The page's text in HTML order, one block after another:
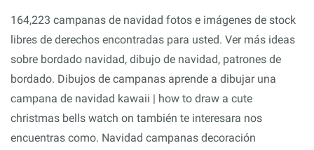
164,223 campanas de navidad fotos e imágenes de stock
libres de derechos encontradas para usted. Ver más ideas
sobre bordado navidad, dibujo de navidad, patrones de
bordado. Dibujos de campanas aprende a dibujar una
campana de navidad kawaii | how to draw a cute
christmas bells watch on también te interesara nos
encuentras como. Navidad campanas decoración